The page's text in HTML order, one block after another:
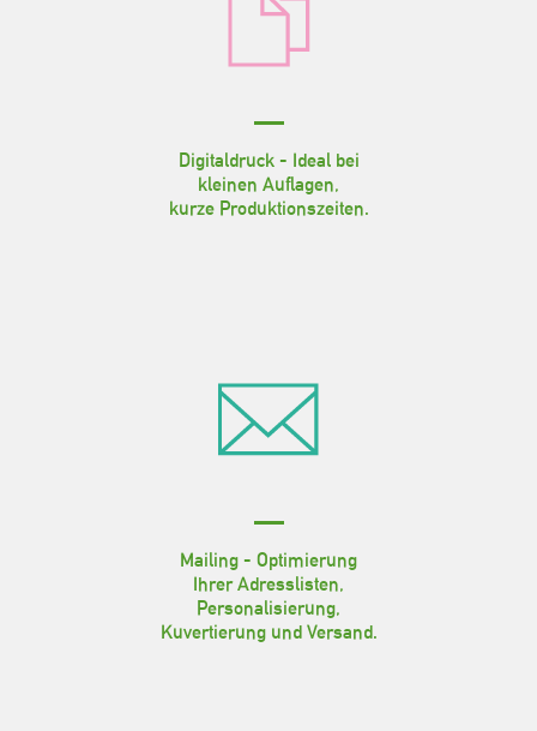
Digitaldruck - Ideal bei
kleinen Auflagen,
kurze Produktionszeiten.
Mailing - Optimierung
Ihrer Adresslisten,
Personalisierung,
Kuvertierung und Versand.